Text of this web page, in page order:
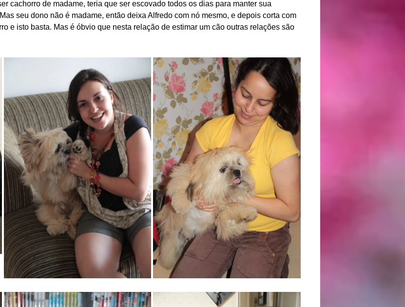
cachorro de madame, teria que ser escovado todos os dias para manter sua
seu dono não é madame, então deixa Alfredo com nó mesmo, e depois corta com
e isto basta. Mas é óbvio que nesta relação de estimar um cão outras relações são